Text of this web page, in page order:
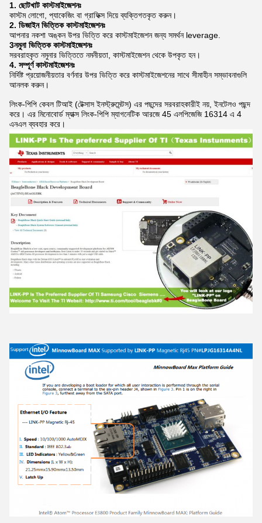
1. ছোটখাট কাস্টমাইজেশনঃ
কাস্টম লোগো, প্যাকেজিং বা গ্রাফিক্স দিয়ে ব্যক্তিগতকৃত করুন।
2. ডিজাইন ভিত্তিক কাস্টমাইজেশনঃ
আপনার নকশা অঙ্কন উপর ভিত্তি করে কাস্টমাইজেশন জন্য সমর্থন leverage.
3নমুনা ভিত্তিক কাস্টমাইজেশনঃ
সরবরাহকৃত নমুনার ভিত্তিতে নমনীয়তা, কাস্টমাইজেশন থেকে উপকৃত হন।
4. সম্পূর্ণ কাস্টমাইজেশনঃ
নির্দিষ্ট প্রয়োজনীয়তার বর্ণনার উপর ভিত্তি করে কাস্টমাইজেশনের সাথে সীমাহীন সম্ভাবনাগুলি
আনলক করুন।
লিংক-পিপি কেবল টিআই (টেক্সাস ইনস্ট্রুমেন্টস) এর পছন্দের সরবরাহকারীই নয়, ইনটেলও পছন্দ
করে। এর মিনোবোর্ড ম্যাক্স লিংক-পিপি ম্যাগনেটিক আরজে 45 এলপিজেজি 16314 এ 4
এনএল ব্যবহার করে।